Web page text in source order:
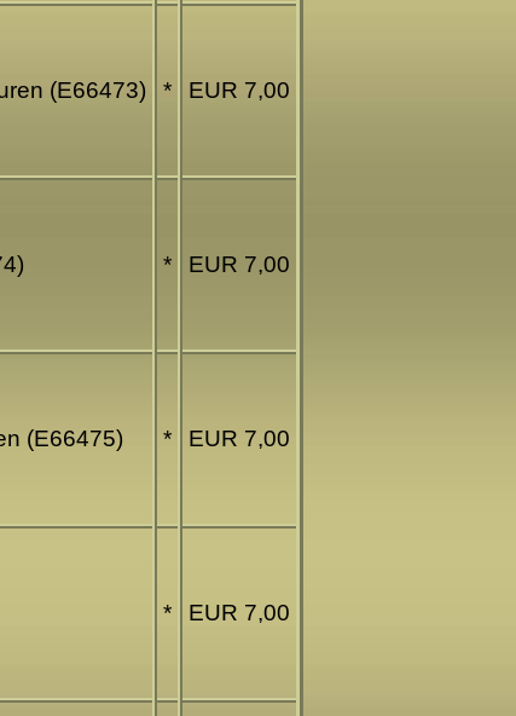
(E66473) * EUR 7,00
* EUR 7,00
(E66475) * EUR 7,00
* EUR 7,00